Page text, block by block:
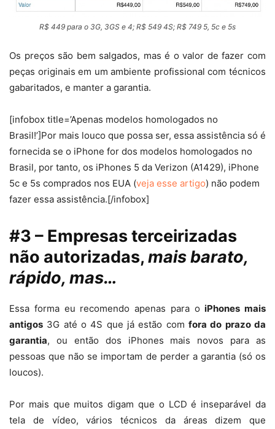
R$ 449 para o 3G, 3GS e 4; R$ 549 4S; R$ 749 5, 5c e 5s
Os preços são bem salgados, mas é o valor de fazer com
peças originais em um ambiente profissional com técnicos
gabaritados, e manter a garantia.
[infobox title=’Apenas modelos homologados no
Brasil!’]Por mais louco que possa ser, essa assistência só é
fornecida se o iPhone for dos modelos homologados no
Brasil, por tanto, os iPhones 5 da Verizon (A1429), iPhone
5c e 5s comprados nos EUA (veja esse artigo) não podem
fazer essa assistência.[/infobox]
#3 – Empresas terceirizadas
não autorizadas, mais barato,
rápido, mas…
Essa forma eu recomendo apenas para oiPhones mais
antigos 3G até o 4S que já estão com fora do prazo da
garantia, ou então dos iPhones mais novos para as
pessoas que não se importam de perder a garantia (só os
loucos).
Por mais que muitos digam que o LCD é inseparável da
tela de vídeo, vários técnicos da áreas dizem que